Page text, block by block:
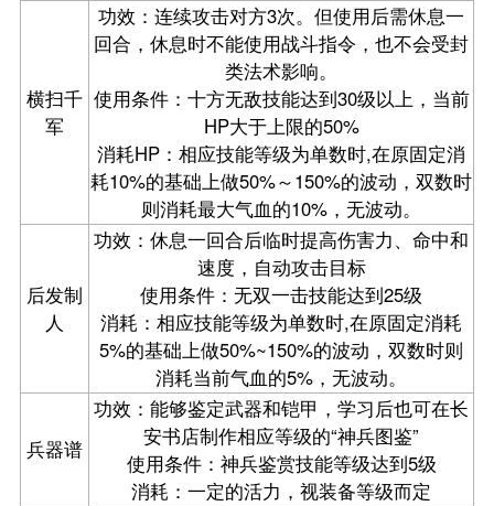
横扫千
军
功效：连续攻击对方3次。但使用后需休息一
回合，休息时不能使用战斗指令，也不会受封
类法术影响。
使用条件：十方无敌技能达到30级以上，当前
HP大于上限的50%
消耗HP：相应技能等级为单数时,在原固定消
耗10%的基础上做50%～150%的波动，双数时
则消耗最大气血的10%，无波动。
后发制
人
功效：休息一回合后临时提高伤害力、命中和
速度，自动攻击目标
使用条件：无双一击技能达到25级
消耗：相应技能等级为单数时,在原固定消耗
5%的基础上做50%~150%的波动，双数时则
消耗当前气血的5%，无波动。
兵器谱
功效：能够鉴定武器和铠甲，学习后也可在长
安书店制作相应等级的“神兵图鉴”
使用条件：神兵鉴赏技能等级达到5级
消耗：一定的活力，视装备等级而定